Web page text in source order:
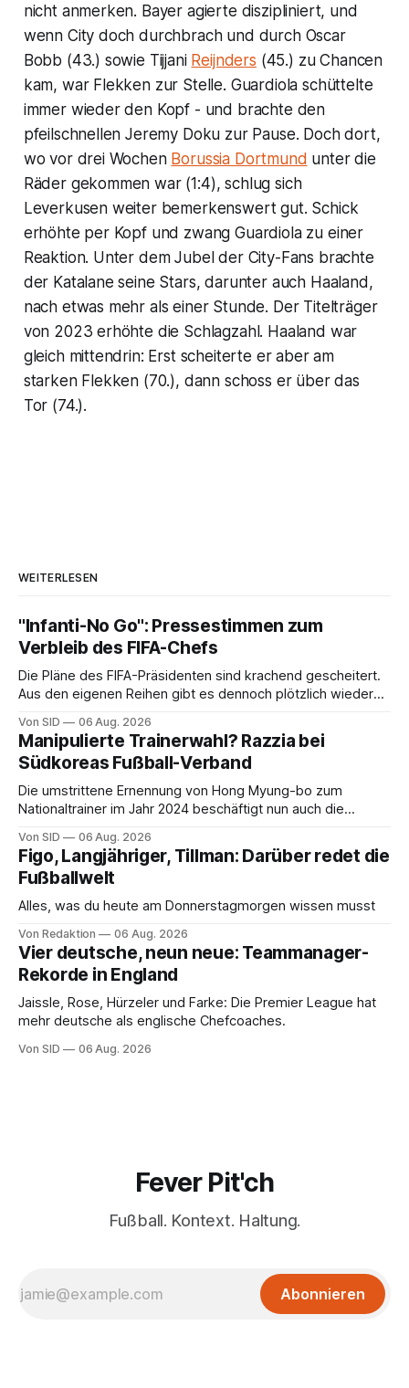
nicht anmerken. Bayer agierte diszipliniert, und
wenn City doch durchbrach und durch Oscar
Bobb (43.) sowie Tijjani Reijnders (45.) zu Chancen
kam, war Flekken zur Stelle. Guardiola schüttelte
immer wieder den Kopf - und brachte den
pfeilschnellen Jeremy Doku zur Pause. Doch dort,
wo vor drei Wochen Borussia Dortmund unter die
Räder gekommen war (1:4), schlug sich
Leverkusen weiter bemerkenswert gut. Schick
erhöhte per Kopf und zwang Guardiola zu einer
Reaktion. Unter dem Jubel der City-Fans brachte
der Katalane seine Stars, darunter auch Haaland,
nach etwas mehr als einer Stunde. Der Titelträger
von 2023 erhöhte die Schlagzahl. Haaland war
gleich mittendrin: Erst scheiterte er aber am
starken Flekken (70.), dann schoss er über das
Tor (74.).
WEITERLESEN
"Infanti-No Go": Pressestimmen zum
Verbleib des FIFA-Chefs
Die Pläne des FIFA-Präsidenten sind krachend gescheitert.
Aus den eigenen Reihen gibt es dennoch plötzlich wieder
Von SID 06 Aug. 2026
Manipulierte Trainerwahl? Razzia bei
Südkoreas Fußball-Verband
Die umstrittene Ernennung von Hong Myung-bo zum
Nationaltrainer im Jahr 2024 beschäftigt nun auch die
Von SID 06 Aug. 2026
Figo, Langjähriger, Tillman: Darüber redet die
Fußballwelt
Alles, was du heute am Donnerstagmorgen wissen musst
Von Redaktion 06 Aug. 2026
Vier deutsche, neun neue: Teammanager-
Rekorde in England
Jaissle, Rose, Hürzeler und Farke: Die Premier League hat
mehr deutsche als englische Chefcoaches.
Von SID 06 Aug. 2026
Fever Pit'ch
Fußball. Kontext. Haltung.
Abonnieren